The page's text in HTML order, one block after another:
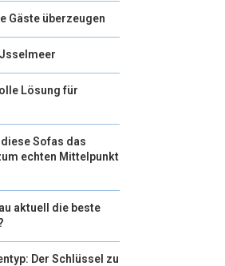
Gäste überzeugen
Lösung für
Sofas das
echten Mittelpunkt
aktuell die beste
Der Schlüssel zu